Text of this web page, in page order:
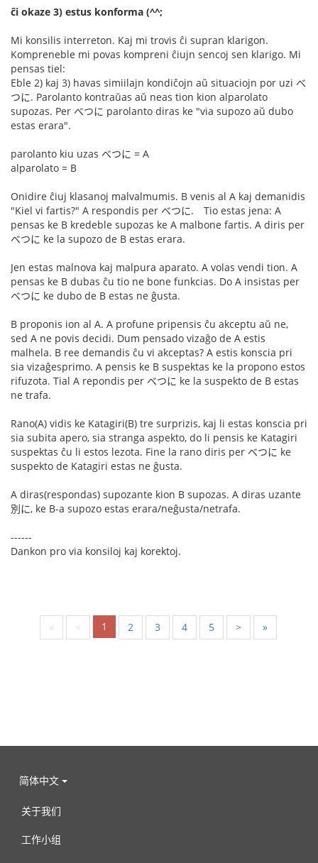
ĉi okaze 3) estus konforma (^^;
Mi konsilis interreton. Kaj mi trovis ĉi supran klarigon.
Kompreneble mi povas kompreni ĉiujn sencoj sen klarigo. Mi
pensas tiel:
Eble 2) kaj 3) havas simiilajn kondiĉojn aŭ situaciojn por uzi べ
つに. Parolanto kontraŭas aŭ neas tion kion alparolato
supozas. Per べつに parolanto diras ke "via supozo aŭ dubo
estas erara".
parolanto kiu uzas べつに = A
alparolato = B
Onidire ĉiuj klasanoj malvalmumis. B venis al A kaj demanidis
"Kiel vi fartis?" A respondis per べつに. Tio estas jena: A
pensas ke B kredeble supozas ke A malbone fartis. A diris per
べつに ke la supozo de B estas erara.
Jen estas malnova kaj malpura aparato. A volas vendi tion. A
pensas ke B dubas ĉu tio ne bone funkcias. Do A insistas per
べつに ke dubo de B estas ne ĝusta.
B proponis ion al A. A profune pripensis ĉu akceptu aŭ ne,
sed A ne povis decidi. Dum pensado vizaĝo de A estis
malhela. B ree demandis ĉu vi akceptas? A estis konscia pri
sia vizaĝesprimo. A pensis ke B suspektas ke la propono estos
rifuzota. Tial A repondis per べつに ke la suspekto de B estas
ne trafa.
Rano(A) vidis ke Katagiri(B) tre surprizis, kaj li estas konscia pri
sia subita apero, sia stranga aspekto, do li pensis ke Katagiri
suspektas ĉu li estos lezota. Fine la rano diris per べつに ke
suspekto de Katagiri estas ne ĝusta.
A diras(respondas) supozante kion B supozas. A diras uzante
別に, ke B-a supozo estas erara/neĝusta/netrafa.
------
Dankon pro via konsiloj kaj korektoj.
« < 1 2 3 4 5 > »
简体中文
关于我们
工作小组